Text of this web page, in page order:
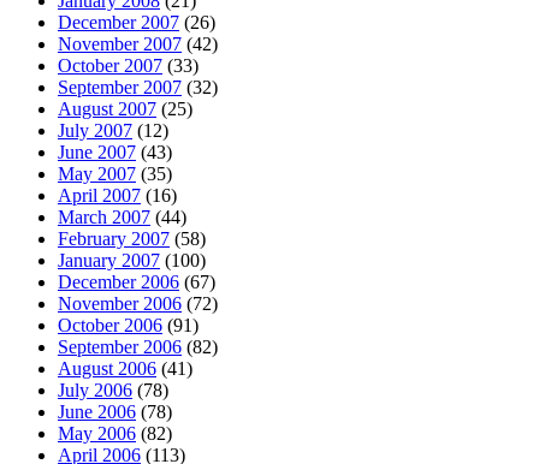
December 2007 (26)
November 2007 (42)
October 2007 (33)
September 2007 (32)
August 2007 (25)
July 2007 (12)
June 2007 (43)
May 2007 (35)
April 2007 (16)
March 2007 (44)
February 2007 (58)
January 2007 (100)
December 2006 (67)
November 2006 (72)
October 2006 (91)
September 2006 (82)
August 2006 (41)
July 2006 (78)
June 2006 (78)
May 2006 (82)
April 2006 (113)